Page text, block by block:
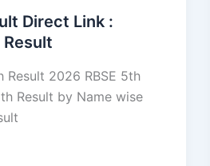
Direct Link :
Result
Result 2026 RBSE 5th
Result by Name wise